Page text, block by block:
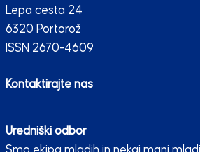
Lepa cesta 24
6320 Portorož
ISSN 2670-4609
Kontaktirajte nas
Uredniški odbor